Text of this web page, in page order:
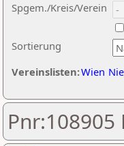
Sortierung
Spgem./Kreis/Verein
Vereinslisten:Wien